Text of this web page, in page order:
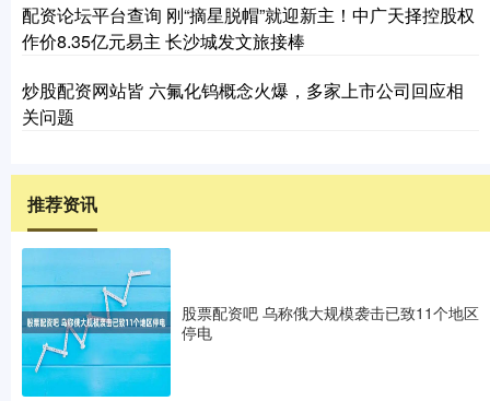
配资论坛平台查询 刚“摘星脱帽”就迎新主！中广天择控股权
作价8.35亿元易主 长沙城发文旅接棒
炒股配资网站皆 六氟化钨概念火爆，多家上市公司回应相
关问题
推荐资讯
股票配资吧 乌称俄大规模袭击已致11个地区
停电